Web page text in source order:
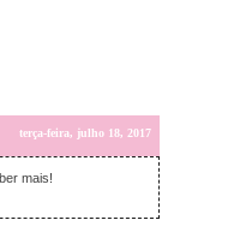
terça-feira, julho 18, 2017
mais!